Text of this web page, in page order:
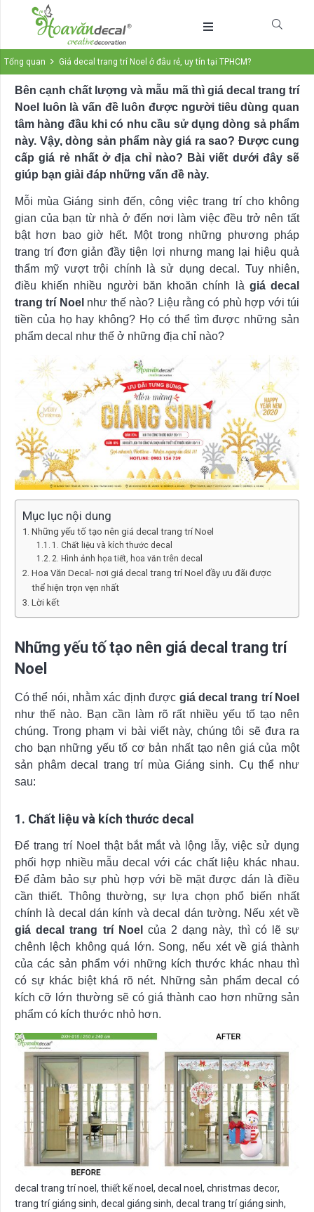
Tổng quan Giá decal trang trí Noel ở đâu rẻ, uy tín tại TPHCM?
Bên cạnh chất lượng và mẫu mã thì giá decal trang trí
Noel luôn là vấn đề luôn được người tiêu dùng quan
tâm hàng đầu khi có nhu cầu sử dụng dòng sả phẩm
này. Vậy, dòng sản phẩm này giá ra sao? Được cung
cấp giá rẻ nhất ở địa chỉ nào? Bài viết dưới đây sẽ
giúp bạn giải đáp những vấn đề này.
Mỗi mùa Giáng sinh đến, công việc trang trí cho không
gian của bạn từ nhà ở đến nơi làm việc đều trở nên tất
bật hơn bao giờ hết. Một trong những phương pháp
trang trí đơn giản đầy tiện lợi nhưng mang lại hiệu quả
thẩm mỹ vượt trội chính là sử dụng decal. Tuy nhiên,
điều khiến nhiều người băn khoăn chính là giá decal
trang trí Noel như thế nào? Liệu rằng có phù hợp với túi
tiền của họ hay không? Họ có thể tìm được những sản
phẩm decal như thế ở những địa chỉ nào?
Mục lục nội dung
Những yếu tố tạo nên giá decal trang trí Noel
1. Chất liệu và kích thước decal
2. Hình ảnh họa tiết, hoa văn trên decal
Hoa Văn Decal- nơi giá decal trang trí Noel đầy ưu đãi được
thể hiện trọn vẹn nhất
Lời kết
Những yếu tố tạo nên giá decal trang trí
Noel
Có thể nói, nhằm xác định được giá decal trang trí Noel
như thế nào. Bạn cần làm rõ rất nhiều yếu tố tạo nên
chúng. Trong phạm vi bài viết này, chúng tôi sẽ đưa ra
cho bạn những yếu tố cơ bản nhất tạo nên giá của một
sản phâm decal trang trí mùa Giáng sinh. Cụ thể như
sau:
1. Chất liệu và kích thước decal
Để trang trí Noel thật bắt mắt và lộng lẫy, việc sử dụng
phối hợp nhiều mẫu decal với các chất liệu khác nhau.
Để đảm bảo sự phù hợp với bề mặt được dán là điều
cần thiết. Thông thường, sự lựa chọn phổ biến nhất
chính là decal dán kính và decal dán tường. Nếu xét về
giá decal trang trí Noel
của 2 dạng này, thì có lẽ sự
chênh lệch không quá lớn. Song, nếu xét về giá thành
của các sản phẩm với những kích thước khác nhau thì
có sự khác biệt khá rõ nét. Những sản phẩm decal có
kích cỡ lớn thường sẽ có giá thành cao hơn những sản
phẩm có kích thước nhỏ hơn.
decal trang trí noel, thiết kế noel, decal noel, christmas decor,
trang trí giáng sinh, decal giáng sinh, decal trang trí giáng sinh,